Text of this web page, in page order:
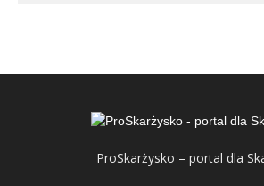
ProSkarżysko – portal dla